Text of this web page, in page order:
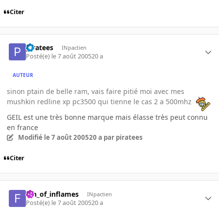
Citer
piratees INpactien
Posté(e) le 7 août 200520 a
AUTEUR
sinon ptain de belle ram, vais faire pitié moi avec mes
mushkin redline xp pc3500 qui tienne le cas 2 a 500mhz
GEIL est une très bonne marque mais élasse très peut connu
en france
Modifié le 7 août 200520 a par piratees
Citer
fan_of_inflames INpactien
Posté(e) le 7 août 200520 a